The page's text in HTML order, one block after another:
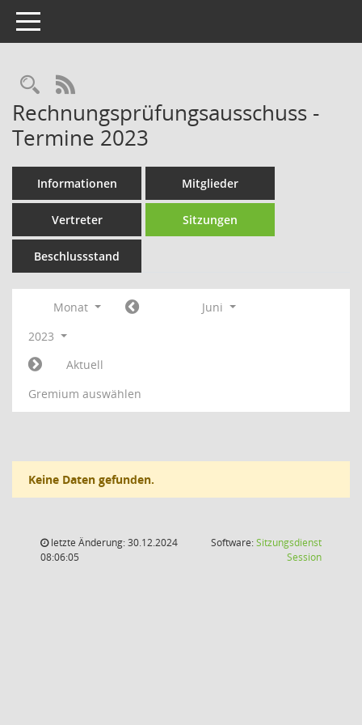
Toggle navigation
Rechercheauswahl
RSS-Feed
Rechnungsprüfungsausschuss -
Termine 2023
Informationen Mitglieder
Vertreter Sitzungen
Beschlussstand
Monat
Juni
2023
Aktuell
Gremium auswählen
Keine Daten gefunden.
letzte Änderung: 30.12.2024
08:06:05
Software:Sitzungsdienst
Session(Wird in